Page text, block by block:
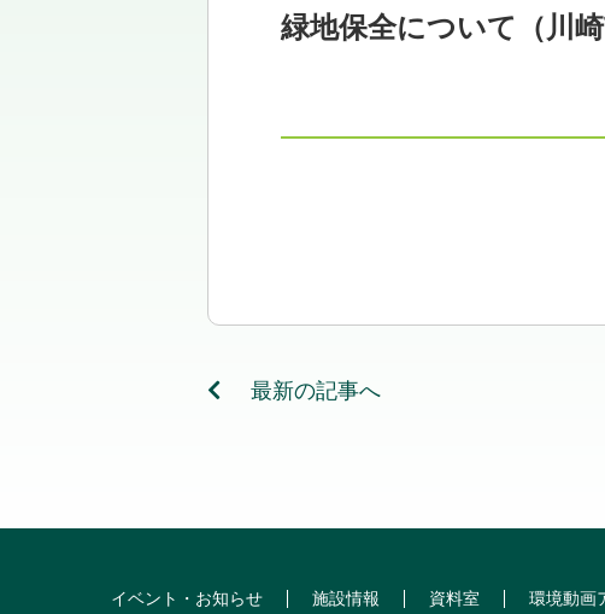
緑地保全について（川
最新の記事へ
イベント・お知らせ 施設情報 資料室 環境動画